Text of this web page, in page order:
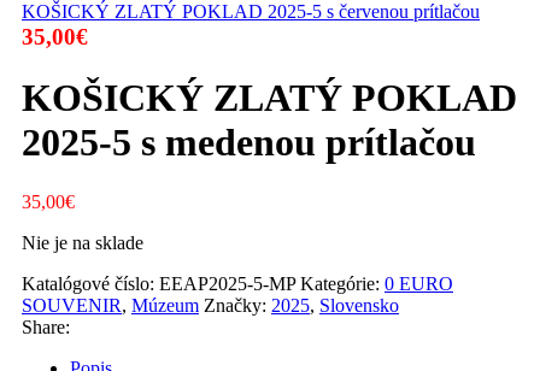
KOŠICKÝ ZLATÝ POKLAD 2025-5 s červenou prítlačou
35,00€
KOŠICKÝ ZLATÝ POKLAD
2025-5 s medenou prítlačou
35,00€
Nie je na sklade
Katalógové číslo: EEAP2025-5-MPKategórie: 0 EURO
SOUVENIR, Múzeum Značky: 2025, Slovensko
Share: